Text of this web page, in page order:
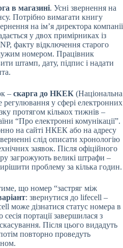
в магазині. Усні звернення на
Потрібно вимагати книгу
на ім’я директора компанії
у двох примірниках із
факту відключення старого
номером. Працівник
штамп, дату, підпис і надати
– скарга до НКЕК (Національна
регулювання у сфері електронних
протягом кількох тижнів –
“Про електронні комунікації”.
на сайті НКЕК або на адресу
слід описати хронологію
заявок. Після офіційного
загрожують великі штрафи –
проблему за кілька годин.
що номер “застряг між
: звернутися до lifecell –
може дізнатися статус номера в
портації завершилася з
Після цього видадуть
повторно проведуть